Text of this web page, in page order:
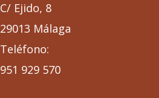
C/ Ejido, 8
29013 Málaga
Teléfono:
951 929 570